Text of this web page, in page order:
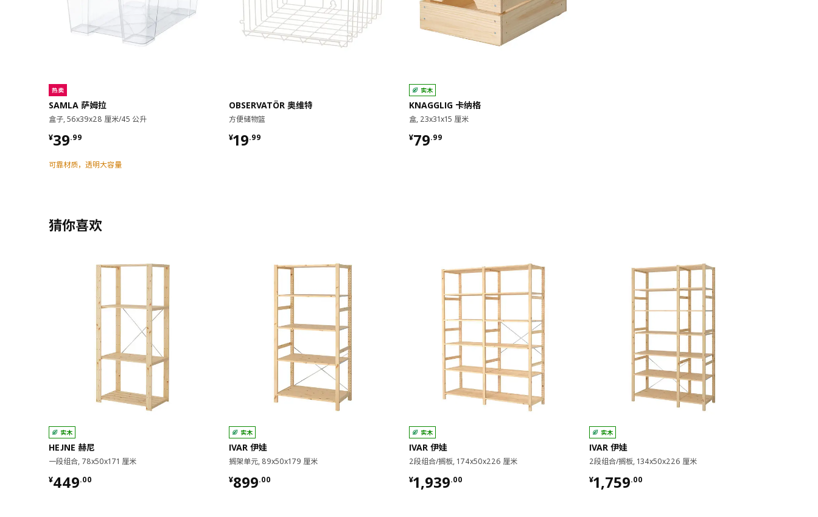
热卖
SAMLA 萨姆拉
盒子, 56x39x28 厘米/45 公升
¥39.99
¥ 39.99
可靠材质，透明大容量
OBSERVATÖR 奥维特
方便储物篮
¥19.99
¥ 19.99
实木
KNAGGLIG 卡纳格
盒, 23x31x15 厘米
¥79.99
¥ 79.99
猜你喜欢
实木
HEJNE 赫尼
一段组合, 78x50x171 厘米
¥449.00
¥ 449.00
实木
IVAR 伊娃
搁架单元, 89x50x179 厘米
¥899.00
¥ 899.00
实木
IVAR 伊娃
2段组合/搁板, 174x50x226 厘米
¥1,939.00
¥ 1939.00
实木
IVAR 伊娃
2段组合/搁板, 134x50x226 厘米
¥1,759.00
¥ 1759.00